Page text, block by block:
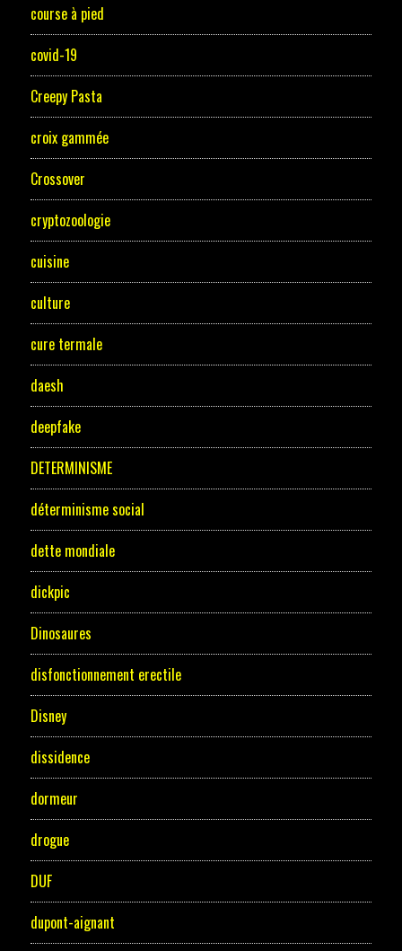
course à pied
covid-19
Creepy Pasta
croix gammée
Crossover
cryptozoologie
cuisine
culture
cure termale
daesh
deepfake
DETERMINISME
déterminisme social
dette mondiale
dickpic
Dinosaures
disfonctionnement erectile
Disney
dissidence
dormeur
drogue
DUF
dupont-aignant